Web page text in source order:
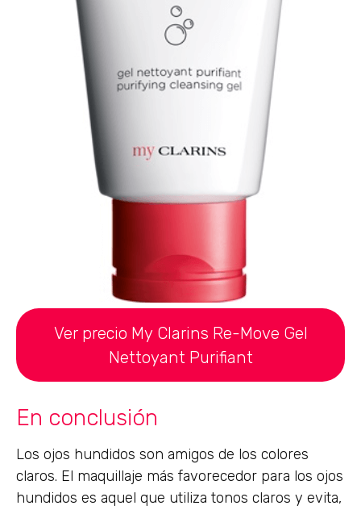
Ver precio My Clarins Re-Move Gel
Nettoyant Purifiant
En conclusión
Los ojos hundidos son amigos de los colores
claros. El maquillaje más favorecedor para los ojos
hundidos es aquel que utiliza tonos claros y evita,